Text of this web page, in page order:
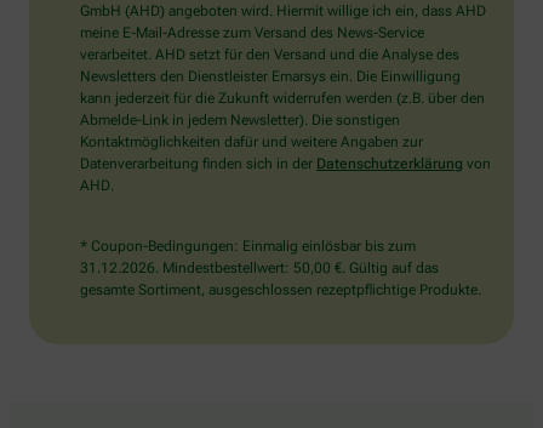
wählen
Sie
bitte
die
Tasse.
GmbH (AHD) angeboten wird. Hiermit willige ich ein, dass AHD
meine E-Mail-Adresse zum Versand des News-Service
verarbeitet. AHD setzt für den Versand und die Analyse des
Newsletters den Dienstleister Emarsys ein. Die Einwilligung
kann jederzeit für die Zukunft widerrufen werden (z.B. über den
Abmelde-Link in jedem Newsletter). Die sonstigen
Kontaktmöglichkeiten dafür und weitere Angaben zur
Datenverarbeitung finden sich in der Datenschutzerklärung von
AHD.
* Coupon-Bedingungen: Einmalig einlösbar bis zum
31.12.2026. Mindestbestellwert: 50,00 €. Gültig auf das
gesamte Sortiment, ausgeschlossen rezeptpflichtige Produkte.